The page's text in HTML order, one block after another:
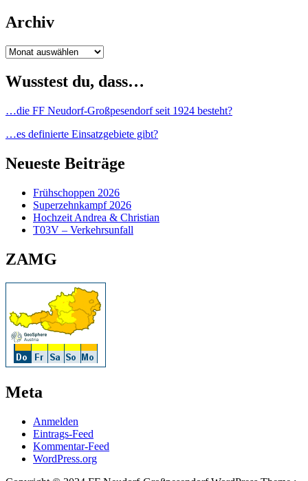
Archiv
Archiv
Wusstest du, dass…
…die FF Neudorf-Großpesendorf seit 1924 besteht?
…es definierte Einsatzgebiete gibt?
Neueste Beiträge
Frühschoppen 2026
Superzehnkampf 2026
Hochzeit Andrea & Christian
T03V – Verkehrsunfall
ZAMG
Meta
Anmelden
Eintrags-Feed
Kommentar-Feed
WordPress.org